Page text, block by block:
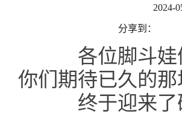
2024-
分享到：
各位脚斗
你们期待已久的
终于迎来